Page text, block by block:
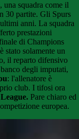
una squadra come il
30 partite. Gli Spurs
anni. La squadra
prestazioni
di Champions
è stato solamente un
il reparto difensivo
degli imputati,
: l'allenatore è
club. I tifosi ora
Pare chiaro ed
europea.